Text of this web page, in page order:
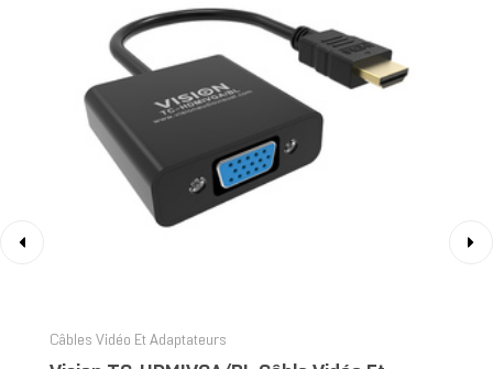
Câbles Vidéo Et Adaptateurs